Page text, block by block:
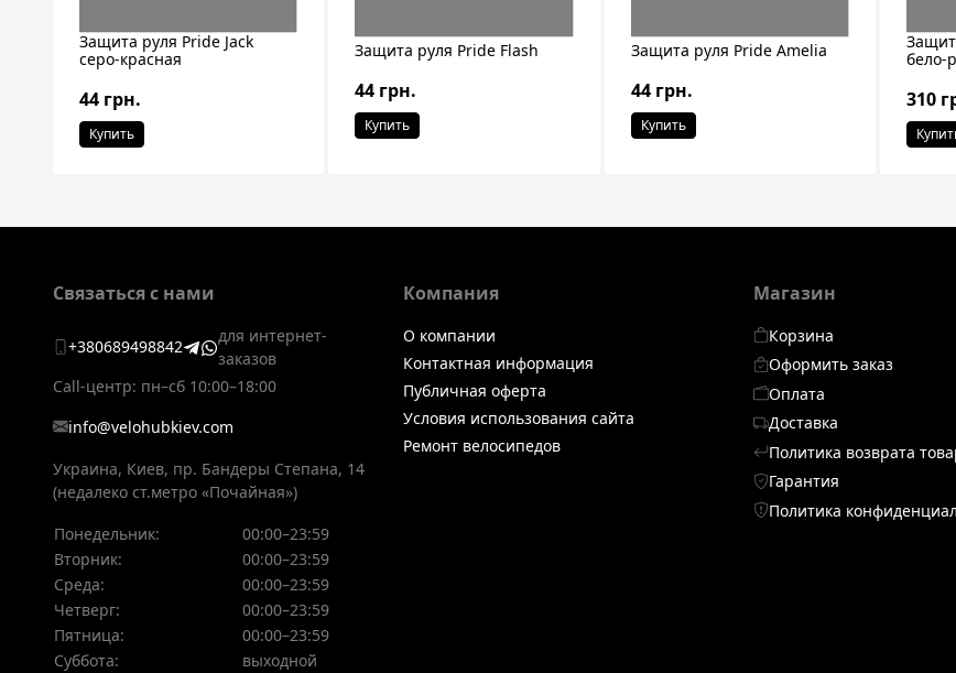
Защита руля Pride Jack
серо-красная
44 грн.
Купить
Защита руля Pride Flash
44 грн.
Купить
Защита руля Pride Amelia
44 грн.
Купить
бело-
310
Связаться с нами
+380689498842
для интернет-
заказов
Call-центр: пн–сб 10:00–18:00
info@velohubkiev.com
Украина, Киев, пр. Бандеры Степана, 14
(недалеко ст.метро «Почайная»)
Понедельник:
00:00–23:59
Вторник:
00:00–23:59
Среда:
00:00–23:59
Четверг:
00:00–23:59
Пятница:
00:00–23:59
Суббота:
выходной
Компания
О компании
Контактная информация
Публичная оферта
Условия использования сайта
Ремонт велосипедов
Магазин
Корзина
Оформить заказ
Оплата
Доставка
Политика возврата
Гарантия
Политика